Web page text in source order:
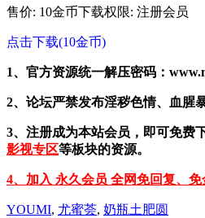
售价: 10金币下载权限: 注册会员
点击下载(10金币)
1、官方资源统一解压密码：
2、论坛严禁发布淫秽色情、血腥
3、注册成为本站会员，即可免费
影视专区等板块的资源。
4、加入 永久会员 全网免回复、免
YOUMI, 尤蜜荟, 奶瓶土肥圆